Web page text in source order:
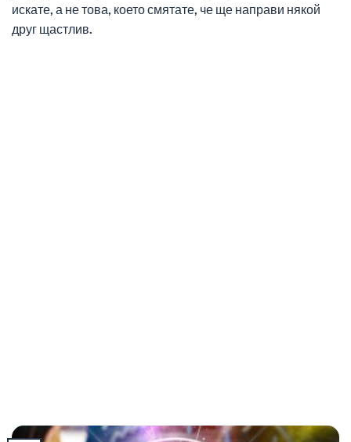
искате, а не това, което смятате, че ще направи някой
друг щастлив.